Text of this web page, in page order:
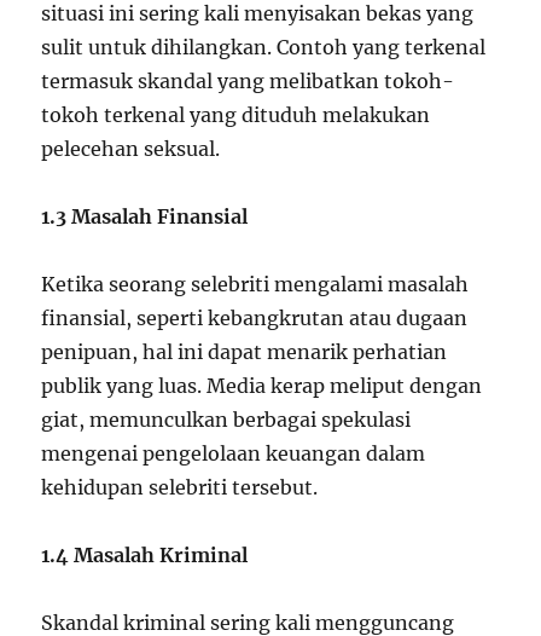
situasi ini sering kali menyisakan bekas yang
sulit untuk dihilangkan. Contoh yang terkenal
termasuk skandal yang melibatkan tokoh-
tokoh terkenal yang dituduh melakukan
pelecehan seksual.
1.3 Masalah Finansial
Ketika seorang selebriti mengalami masalah
finansial, seperti kebangkrutan atau dugaan
penipuan, hal ini dapat menarik perhatian
publik yang luas. Media kerap meliput dengan
giat, memunculkan berbagai spekulasi
mengenai pengelolaan keuangan dalam
kehidupan selebriti tersebut.
1.4 Masalah Kriminal
Skandal kriminal sering kali mengguncang